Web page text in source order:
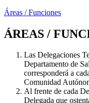
Áreas / Funciones
ÁREAS /
Las Delegaciones
Departamento de
corresponderá a
Comunidad
Al frente de cada
Delegada que